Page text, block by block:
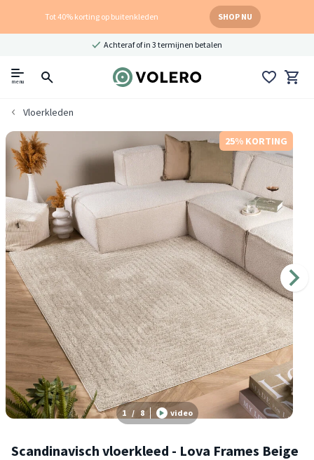
Tot 40% korting op buitenkleden SHOP NU
Achteraf of in 3 termijnen betalen
menu
Vloerkleden
25% KORTING
1 / 8 video
Scandinavisch vloerkleed - Lova Frames Beige